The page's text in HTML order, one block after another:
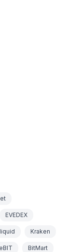
EVEDEX
Kraken
BitMart